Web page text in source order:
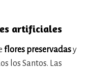
artificiales
flores preservadasy
los Santos. Las